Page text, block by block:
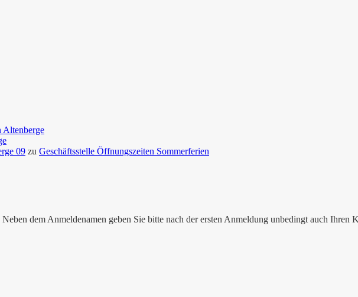
Altenberge
09 zu Geschäftsstelle Öffnungszeiten Sommerferien
dem Anmeldenamen geben Sie bitte nach der ersten Anmeldung unbedingt auch Ihren